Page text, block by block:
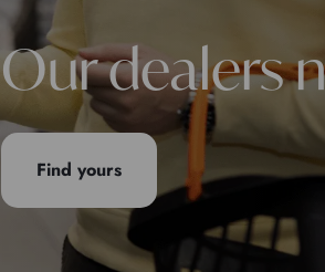
Our dealers
Find yours